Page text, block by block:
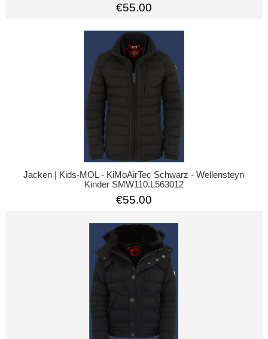
€55.00
Jacken | Kids-MOL - KiMoAirTec Schwarz - Wellensteyn
Kinder SMW110.L563012
€55.00